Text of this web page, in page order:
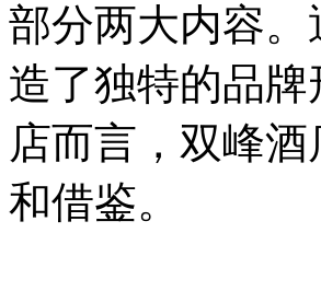
部分两大内容
造了独特的品
店而言，双峰
和借鉴。